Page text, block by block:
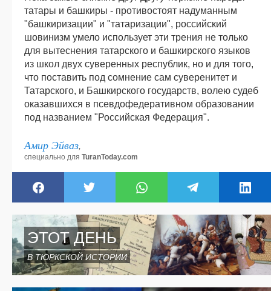
татары и башкиры - противостоят надуманным
"башкиризации" и "татаризации", российский
шовинизм умело использует эти трения не только
для вытеснения татарского и башкирского языков
из школ двух суверенных республик, но и для того,
что поставить под сомнение сам суверенитет и
Татарского, и Башкирского государств, волею судеб
оказавшихся в псевдофедеративном образовании
под названием "Российская Федерация".
Амир Эйваз,
специально для TuranToday.com
ЭТОТ ДЕНЬ
В ТЮРКСКОЙ ИСТОРИИ